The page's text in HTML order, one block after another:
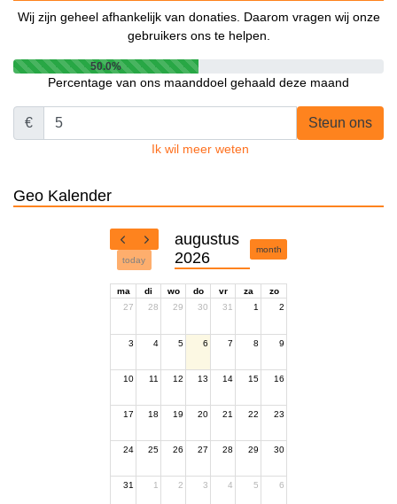
Wij zijn geheel afhankelijk van donaties. Daarom vragen wij onze
gebruikers ons te helpen.
50.0%
Percentage van ons maanddoel gehaald deze maand
€ Steun ons
Ik wil meer weten
Geo Kalender
today
augustus
2026
month
ma di wo do vr za
zo
27
28 29 30 31 1 2
3 4 5 6 7 8 9
10 11 12 13 14 15 16
17 18 19 20 21 22 23
24 25 26 27 28 29 30
31 1 2 3 4 5 6